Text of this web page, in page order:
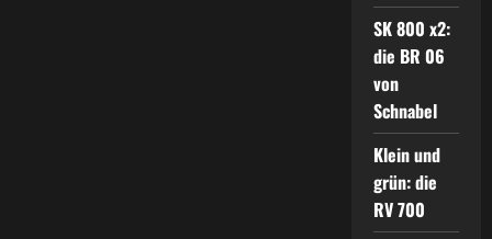
SK 800 x2:
die BR 06
von
Schnabel
Klein und
grün: die
RV 700